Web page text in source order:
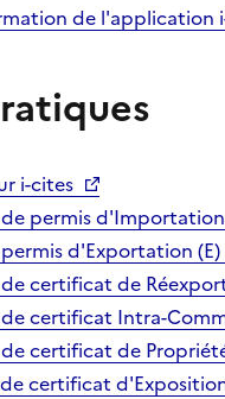
de l'application
i-cites
permis
d'Exportation (E)
certificat de
certificat Intra-
certificat de
certificat